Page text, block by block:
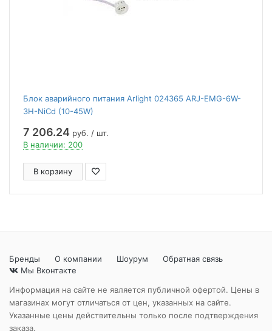
Блок аварийного питания Arlight 024365 ARJ-EMG-6W-
3H-NiCd (10-45W)
7 206.24 руб. / шт.
В наличии: 200
В корзину
Бренды О компании Шоурум
Обратная связь
Мы Вконтакте
Информация на сайте не является публичной офертой. Цены в
магазинах могут отличаться от цен, указанных на сайте.
Указанные цены действительны только после подтверждения
заказа.